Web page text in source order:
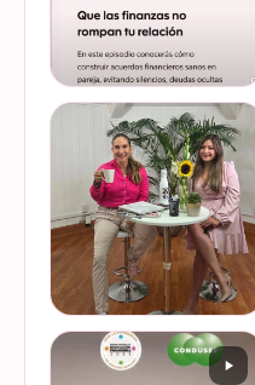
@lucyquiroga tuvo la
oportunidad de conversar
con la gran Ilana Sod, en el
#podcast Consejo Capital
de @scotiabankmx Gracias
por la invitac…
VER EN
INSTAGRAM
De cuando te toca ser la
entrevistada. Un placer
platicar con Esther Luiselli